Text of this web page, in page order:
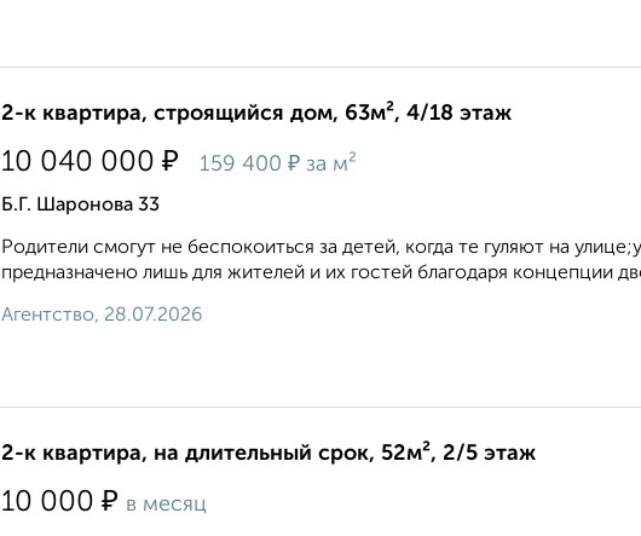
2-к квартира, строящийся дом, 63м², 4/18 этаж
10 040 000 ₽ 159 400 ₽ за м²
Б.Г. Шаронова 33
Родители смогут не беспокоиться за детей, когда те гуляют на
предназначено лишь для жителей и их гостей благодаря концепции
Агентство, 28.07.2026
2-к квартира, на длительный срок, 52м², 2/5 этаж
10 000 ₽ в месяц